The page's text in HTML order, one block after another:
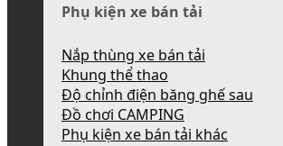
Phụ kiện xe bán tải
Nắp thùng xe bán tải
Khung thể thao
Độ chỉnh điện băng ghế sau
Đồ chơi CAMPING
Phụ kiện xe bán tải khác